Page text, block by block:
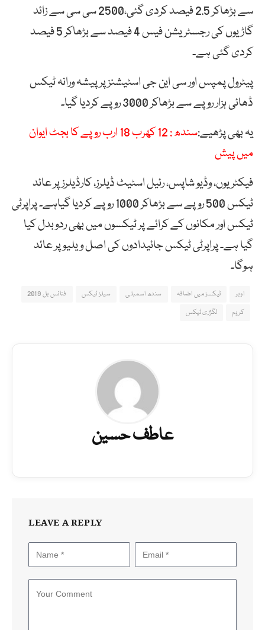
سے بڑھاکر 2.5 فیصد کردی گئی،2500 سی سی سے زائد
گاڑیوں کی رجسٹریشن فیس 4 فیصد سے بڑھاکر 5 فیصد
کردی گئی ہے۔
پیٹرول پمپس اور سی این جی اسٹیشنز پر پیشہ ورانہ ٹیکس
ڈھائی ہزار روپے سے بڑھاکر 3000 روپے کردیا گیا۔
یہ بھی پڑھیے:
سندھ : 12 کھرب 18 ارب روپے کا بجٹ ایوان
میں پیش
فیکٹریوں، وڈیو شاپس، رئیل اسٹیٹ ڈیلرز، کارڈیلرز پر عائد
ٹیکس 500 روپے سے بڑھاکر 1000 روپے کردیا گیاہے۔ پراپرٹی
ٹیکس اور مکانوں کے کرائے پر ٹیکسوں میں بھی ردوبدل کیا
گیا ہے۔ پراپرٹی ٹیکس جائیدادوں کی اصل ویلیو پر عائد
ہوگا۔
اوبر ٹیکسز میں اضافہ سندھ اسمبلی سیلز ٹیکس
فنانس بل 2019
کریم
لگژری ٹیکس
عاطف حسین
LEAVE A REPLY